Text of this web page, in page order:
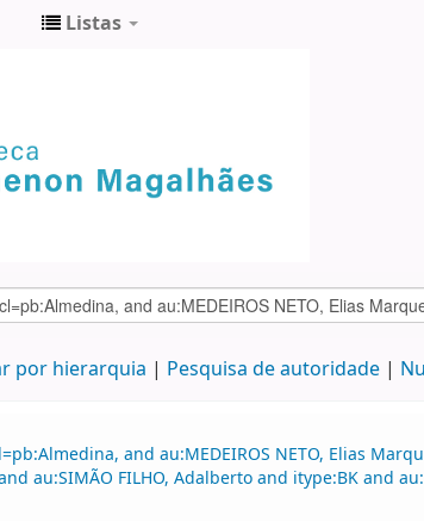
Listas
por hierarquia Pesquisa de autoridade
and au:MEDEIROS NETO, Elias
au:SIMÃO FILHO, Adalberto and itype:BK and